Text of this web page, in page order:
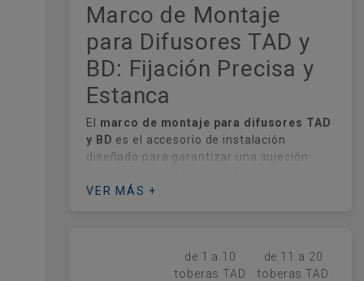
Marco de Montaje
para Difusores TAD y
BD: Fijación Precisa y
Estanca
El marco de montaje para difusores TAD
y BD es el accesorio de instalación
diseñado para garantizar una sujeción
Este soporte es compatible con difusores
techos continuos o modulares. Fabricado
en materiales de alta resistencia, su
VER MÁS +
de 1 a 10
toberas TAD
de 11 a 20
toberas TAD